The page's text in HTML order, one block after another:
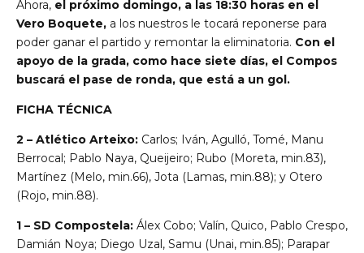
Ahora, el próximo domingo, a las 18:30 horas en el
Vero Boquete, a los nuestros le tocará reponerse para
poder ganar el partido y remontar la eliminatoria. Con el
apoyo de la grada, como hace siete días, el Compos
buscará el pase de ronda, que está a un gol.
FICHA TÉCNICA
2 – Atlético Arteixo: Carlos; Iván, Agulló, Tomé, Manu
Berrocal; Pablo Naya, Queijeiro; Rubo (Moreta, min.83),
Martínez (Melo, min.66), Jota (Lamas, min.88); y Otero
(Rojo, min.88).
1 – SD Compostela: Álex Cobo; Valín, Quico, Pablo Crespo,
Damián Noya; Diego Uzal, Samu (Unai, min.85); Parapar